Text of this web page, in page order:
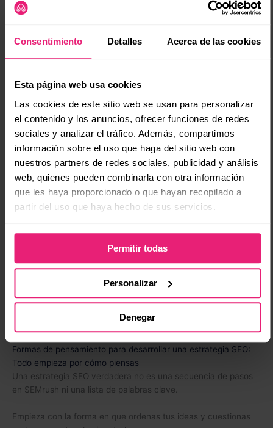
Consentimiento Detalles Acerca de las cookies
Esta página web usa cookies
Las cookies de este sitio web se usan para personalizar
el contenido y los anuncios, ofrecer funciones de redes
sociales y analizar el tráfico. Además, compartimos
información sobre el uso que haga del sitio web con
nuestros partners de redes sociales, publicidad y análisis
web, quienes pueden combinarla con otra información
que les haya proporcionado o que hayan recopilado a
partir del uso que haya hecho de sus servicios.
Permitir todas
Personalizar
Denegar
Muchas veces, las empresas mantienen blogs llenos de
seguir sumando contenido sin analizar su función termina por
de la filosofía y la física: desmonta todo hasta quedarte solo
Pongo un ejemplo real que vi con un cliente con más de 200
artículos. El blog traía visitas, pero nada de negocio. Analicé
cada texto para ver si respondía preguntas como:
¿En qué ayuda este contenido?
¿Qué acción espera del usuario?
¿Quién da garantía de lo que se dice?
No siempre es publicar más.
mejor eliminar o rehacer.
Formas de pensamiento para desarrollar una estrategia SEO:
Todo empieza por cómo piensas
Una estrategia SEO verdadera no es una secuencia de pasos
en SEMrush ni una lista de palabras clave.
Empieza con la forma en que ordenas tus ideas y cuestionas